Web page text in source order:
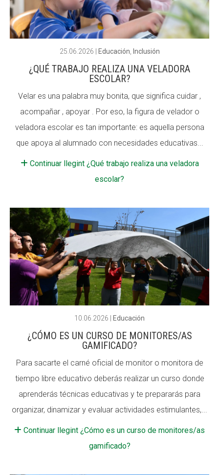
25.06.2026 Educación Inclusión
¿QUÉ TRABAJO REALIZA UNA VELADORA
ESCOLAR?
Velar es una palabra muy bonita, que significa cuidar ,
acompañar , apoyar . Por eso, la figura de velador o
veladora escolar es tan importante: es aquella persona
que apoya al alumnado con necesidades educativas...
Continuar llegint ¿Qué trabajo realiza una veladora
escolar?
10.06.2026 Educación
¿CÓMO ES UN CURSO DE MONITORES/AS
GAMIFICADO?
Para sacarte el carné oficial de monitor o monitora de
tiempo libre educativo deberás realizar un curso donde
aprenderás técnicas educativas y te prepararás para
organizar, dinamizar y evaluar actividades estimulantes,...
Continuar llegint ¿Cómo es un curso de monitores/as
gamificado?
ACCIÓ SOCIAL I JOVES
ESPLAIS
SUPORT TERCER SECTOR
CONEIX FUNDESPLAI
La Fundació
L'equip
Missió i valors
Memòria d'activitats
ACTUALITAT
Notícies
Diari de la Fundació
ACCIÓ SOCIAL I JOVES
ESPLAIS
SUPORT TERCER SECTOR
CONEIX FUNDESPLAI
La Fundació
L'equip
Missió i valors
Memòria d'activitats
ACTUALITAT
Notícies
Diari de la Fundació